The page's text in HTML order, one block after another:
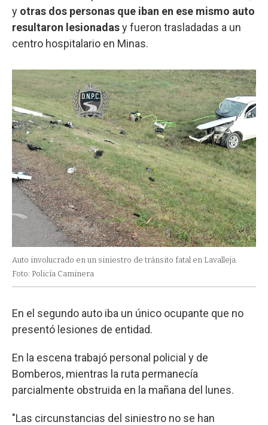
y otras dos personas que iban en ese mismo auto
resultaron lesionadasy fueron trasladadas a un
centro hospitalario en Minas.
Auto involucrado en un siniestro de tránsito fatal en Lavalleja.
Foto: Policía Caminera
En el segundo auto iba un único ocupante que no
presentó lesiones de entidad.
En la escena trabajó personal policial y de
Bomberos, mientras la ruta permanecía
parcialmente obstruida en la mañana del lunes.
"Las circunstancias del siniestro no se han